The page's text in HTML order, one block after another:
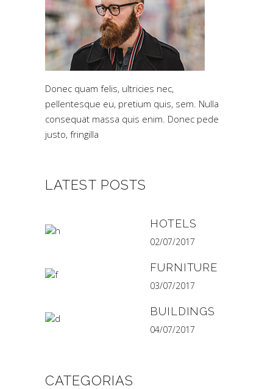
Donec quam felis, ultricies nec,
pellentesque eu, pretium quis, sem. Nulla
consequat massa quis enim. Donec pede
justo, fringilla
LATEST POSTS
HOTELS
02/07/2017
FURNITURE
03/07/2017
BUILDINGS
04/07/2017
CATEGORIAS